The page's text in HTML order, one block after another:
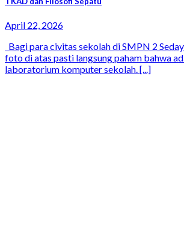
April 22, 2026
Bagi para civitas sekolah di SMPN 2
foto di atas pasti langsung paham bahwa
laboratorium komputer sekolah. [...]